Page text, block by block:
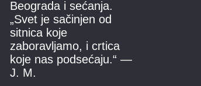
Beograda i sećanja.
„Svet je sačinjen od
sitnica koje
zaboravljamo, i crtica
koje nas podsećaju.“ —
J. M.